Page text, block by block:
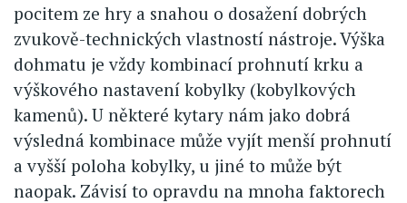
pocitem ze hry a snahou o dosažení dobrých
zvukově-technických vlastností nástroje. Výška
dohmatu je vždy kombinací prohnutí krku a
výškového nastavení kobylky (kobylkových
kamenů). U některé kytary nám jako dobrá
výsledná kombinace může vyjít menší prohnutí
a vyšší poloha kobylky, u jiné to může být
naopak. Závisí to opravdu na mnoha faktorech